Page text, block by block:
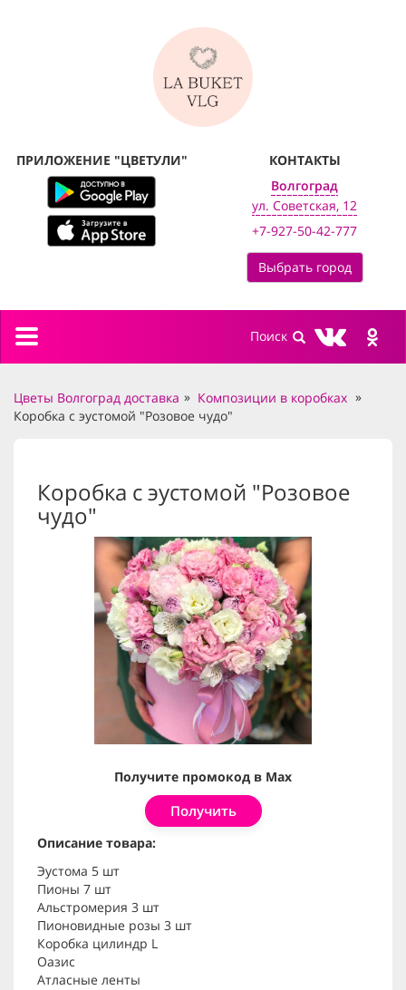
ПРИЛОЖЕНИЕ "ЦВЕТУЛИ"
КОНТАКТЫ
Волгоград
ул. Советская, 12
+7-927-50-42-777
Выбрать город
Toggle
Цветы Волгоград доставка
Композиции в коробках
Коробка с эустомой "Розовое чудо"
Коробка с эустомой "Розовое
чудо"
Получите промокод в Max
Получить
Описание товара:
Эустома 5 шт
Пионы 7 шт
Альстромерия 3 шт
Пионовидные розы 3 шт
Коробка цилиндр L
Оазис
Атласные ленты